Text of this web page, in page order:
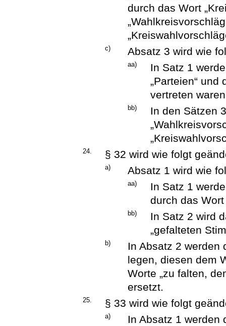
durch das Wort
c) Absatz 3 wird wie
aa)
In Satz 1
„Parteien“
vertreten
bb)
In den Sätzen
24. § 32 wird wie folgt
a) Absatz 1 wird wie
aa)
In Satz 1
durch das Wort
bb)
In Satz 2 wird
„gefalteten
b)
In Absatz 2 werden
legen, diesen dem
Worte „zu falten,
ersetzt.
25. § 33 wird wie folgt
a)
In Absatz 1 werden